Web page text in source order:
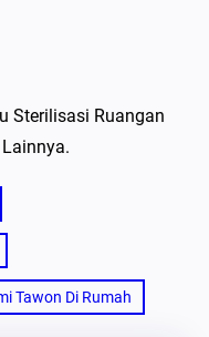
Sterilisasi Ruangan
Tawon Di Rumah